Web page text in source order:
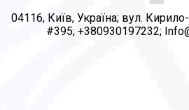
04116, Київ, Україна; вул.
#395; +380930197232;